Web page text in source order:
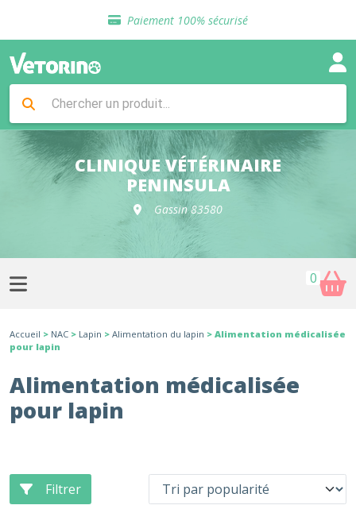
Paiement 100% sécurisé
Livraison gratuite en clinique vétérinaire
Sélection de croquettes vétérinaire
Livraison gratuite en clinique vétérinaire
Retour gratuit en clinique
Sélection de croquettes vétérinaire
CLINIQUE VÉTÉRINAIRE
PENINSULA
Gassin 83580
0
Accueil > NAC > Lapin > Alimentation du lapin > Alimentation médicalisée
pour lapin
Alimentation médicalisée
pour lapin
Filtrer